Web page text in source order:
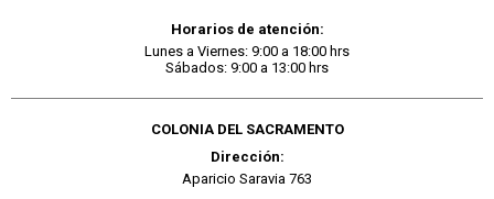
Horarios de atención:
Lunes a Viernes: 9:00 a 18:00 hrs
Sábados: 9:00 a 13:00 hrs
COLONIA DEL SACRAMENTO
Dirección:
Aparicio Saravia 763